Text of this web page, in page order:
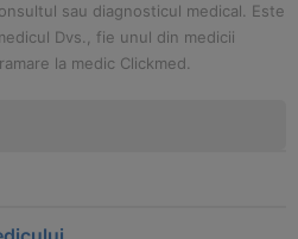
sau diagnosticul medical. Este
Dvs., fie unul din medicii
la medic Clickmed.